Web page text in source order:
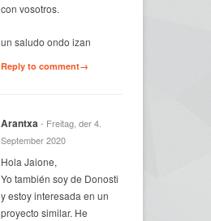
con vosotros.
un saludo ondo izan
Reply to comment→
Arantxa- Freitag, der 4.
September 2020
Hola Jaione,
Yo también soy de Donosti
y estoy interesada en un
proyecto similar. He